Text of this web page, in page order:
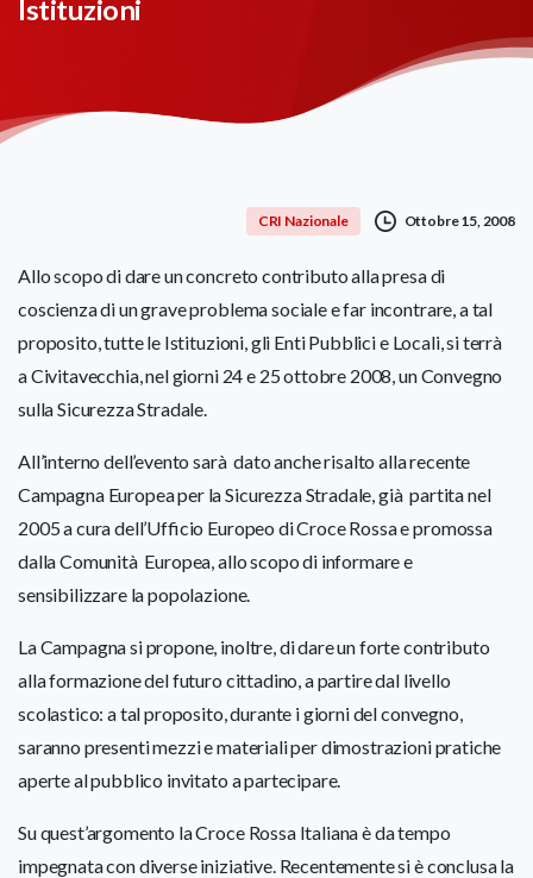
Istituzioni
CRI Nazionale Ottobre 15, 2008
Allo scopo di dare un concreto contributo alla presa di
coscienza di un grave problema sociale e far incontrare, a tal
proposito, tutte le Istituzioni, gli Enti Pubblici e Locali, si terrà
a Civitavecchia, nel giorni 24 e 25 ottobre 2008, un Convegno
sulla Sicurezza Stradale.
All’interno dell’evento sarà dato anche risalto alla recente
Campagna Europea per la Sicurezza Stradale, già partita nel
2005 a cura dell’Ufficio Europeo di Croce Rossa e promossa
dalla Comunità Europea, allo scopo di informare e
sensibilizzare la popolazione.
La Campagna si propone, inoltre, di dare un forte contributo
alla formazione del futuro cittadino, a partire dal livello
scolastico: a tal proposito, durante i giorni del convegno,
saranno presenti mezzi e materiali per dimostrazioni pratiche
aperte al pubblico invitato a partecipare.
Su quest’argomento la Croce Rossa Italiana è da tempo
impegnata con diverse iniziative. Recentemente si è conclusa la